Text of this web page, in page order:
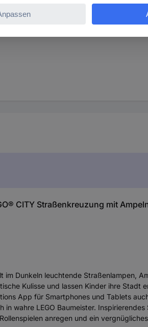
CITY Straßenkreuzung mit
Dunkeln leuchtende Straßenlampen,
Kulisse und lassen Kinder ihre
App für Smartphones und Tablets
wahre LEGO Baumeister.
anregen und ein